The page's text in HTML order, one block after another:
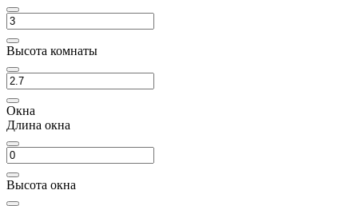
Высота комнаты
Окна
Длина окна
Высота окна